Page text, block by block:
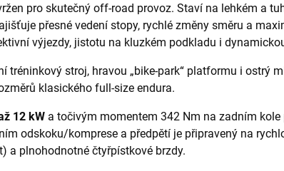
pro skutečný off-road provoz. Staví na lehkém a
přesné vedení stopy, rychlé změny směru a
výjezdy, jistotu na kluzkém podkladu i
tréninkový stroj, hravou „bike-park“ platformu i ostrý
klasického full-size endura.
12 kW a točivým momentem 342 Nm na zadním
odskoku/komprese a předpětí je připravený na
a plnohodnotné čtyřpístkové brzdy.